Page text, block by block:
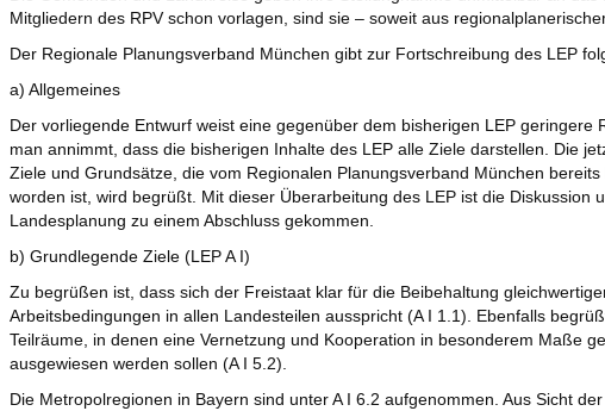
Mitgliedern des RPV schon vorlagen, sind sie – soweit aus
Der Regionale Planungsverband München gibt zur Fortschreibung des LEP
a) Allgemeines
Der vorliegende Entwurf weist eine gegenüber dem bisherigen LEP geringere
man annimmt, dass die bisherigen Inhalte des LEP alle Ziele darstellen. Die
Ziele und Grundsätze, die vom Regionalen Planungsverband München
worden ist, wird begrüßt. Mit dieser Überarbeitung des LEP ist die Diskussion
Landesplanung zu einem Abschluss gekommen.
b) Grundlegende Ziele (LEP A I)
Zu begrüßen ist, dass sich der Freistaat klar für die Beibehaltung
Arbeitsbedingungen in allen Landesteilen ausspricht (A I 1.1). Ebenfalls
Teilräume, in denen eine Vernetzung und Kooperation in besonderem Maße
ausgewiesen werden sollen (A I 5.2).
Die Metropolregionen in Bayern sind unter A I 6.2 aufgenommen. Aus Sicht